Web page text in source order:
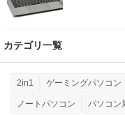
カテゴリ一覧
2in1 ゲーミングパソコン
ノートパソコン パソコン